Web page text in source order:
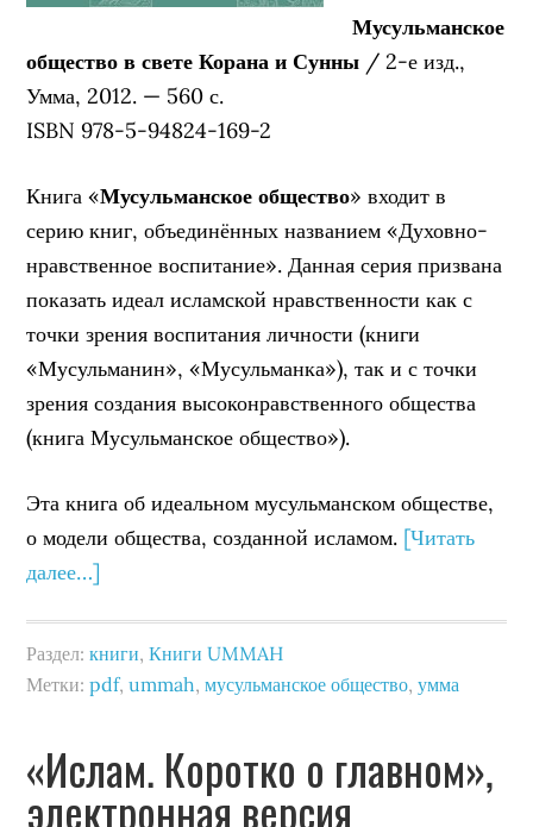
Мусульманское
общество в свете Корана и Сунны / 2-е изд.,
Умма, 2012. — 560 с.
ISBN 978-5-94824-169-2
Книга «Мусульманское общество» входит в
серию книг, объединённых названием «Духовно-
нравственное воспитание». Данная серия призвана
показать идеал исламской нравственности как с
точки зрения воспитания личности (книги
«Мусульманин», «Мусульманка»), так и с точки
зрения создания высоконравственного общества
(книга Мусульманское общество»).
Эта книга об идеальном мусульманском обществе,
о модели общества, созданной исламом. [Читать
далее…]
Раздел:книги,Книги UMMAH
Метки:pdf,ummah,мусульманское общество,умма
«Ислам. Коротко о главном»,
электронная версия